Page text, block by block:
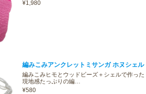
¥1,980
編みこみアンクレットミサンガ ホヌシェル
編みこみヒモとウッドビーズ＋シェルで作った
現地感たっぷりの編…
¥580